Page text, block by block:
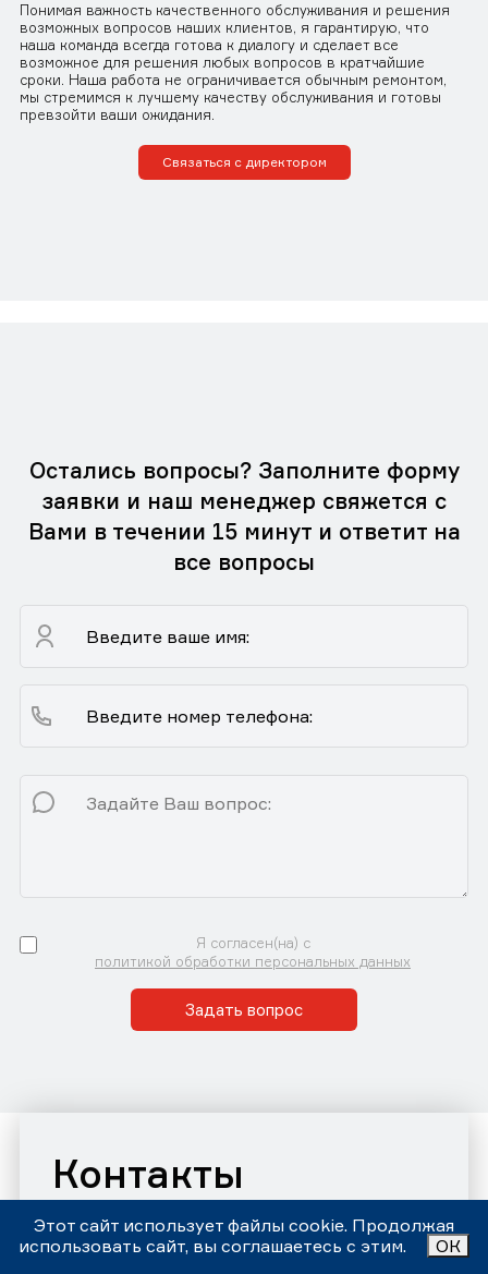
Понимая важность качественного обслуживания и решения
возможных вопросов наших клиентов, я гарантирую, что
наша команда всегда готова к диалогу и сделает все
возможное для решения любых вопросов в кратчайшие
сроки. Наша работа не ограничивается обычным ремонтом,
мы стремимся к лучшему качеству обслуживания и готовы
превзойти ваши ожидания.
Связаться с директором
Остались вопросы? Заполните форму
заявки и наш менеджер свяжется с
Вами в течении 15 минут и ответит на
все вопросы
Я согласен(на) с
политикой обработки персональных данных
Задать вопрос
Контакты
Автосервис «Центр Правильного Обслуживания»
Принимаем звонки и заявки с 9:00 до 21:00 Ежедневно
Номер телефона: +7 (343)302-17-80
Этот сайт использует файлы cookie. Продолжая
использовать сайт, вы соглашаетесь с этим.
ОК